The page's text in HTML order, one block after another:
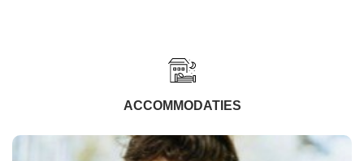
ACCOMMODATIES